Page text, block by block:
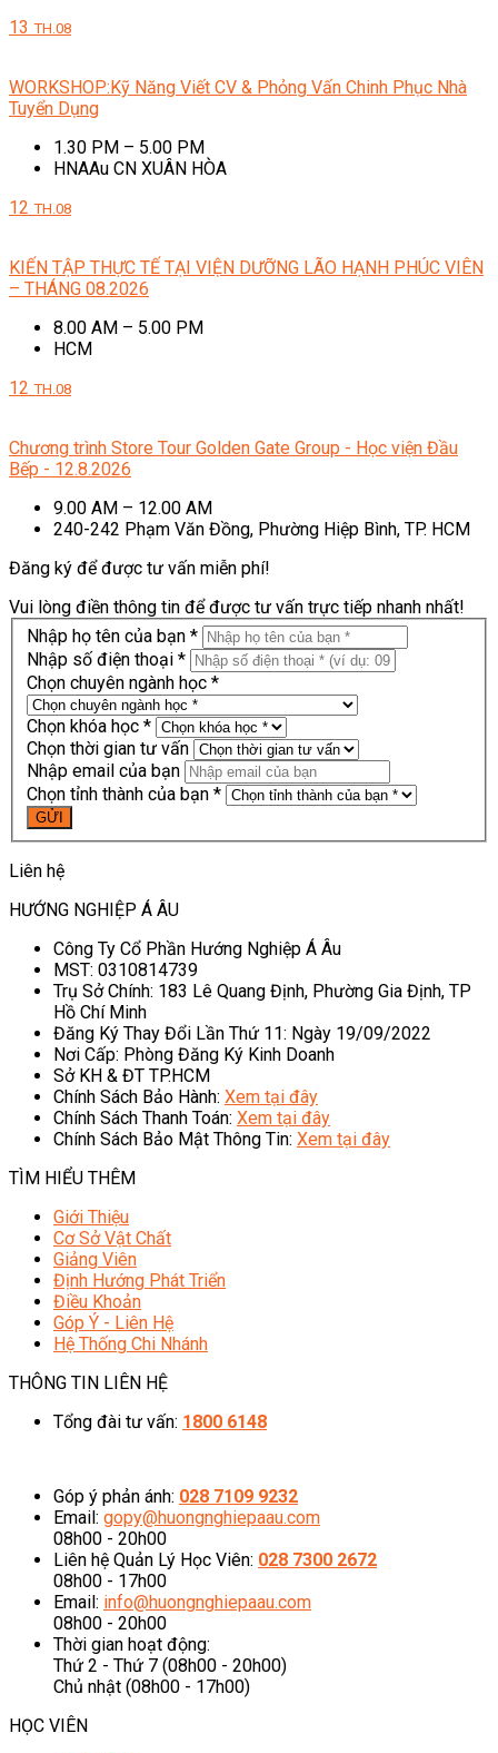
13 TH.08
WORKSHOP:Kỹ Năng Viết CV & Phỏng Vấn Chinh Phục Nhà
Tuyển Dụng
1.30 PM – 5.00 PM
HNAAu CN XUÂN HÒA
12 TH.08
KIẾN TẬP THỰC TẾ TẠI VIỆN DƯỠNG LÃO HẠNH PHÚC VIÊN
– THÁNG 08.2026
8.00 AM – 5.00 PM
HCM
12 TH.08
Chương trình Store Tour Golden Gate Group - Học viện Đầu
Bếp - 12.8.2026
9.00 AM – 12.00 AM
240-242 Phạm Văn Đồng, Phường Hiệp Bình, TP. HCM
Đăng ký để được tư vấn miễn phí!
Vui lòng điền thông tin để được tư vấn trực tiếp nhanh nhất!
Nhập họ tên của bạn *
Nhập số điện thoại *
Chọn chuyên ngành học *
Chọn khóa học *
Chọn thời gian tư vấn
Nhập email của bạn
Chọn tỉnh thành của bạn *
Liên hệ
HƯỚNG NGHIỆP Á ÂU
Công Ty Cổ Phần Hướng Nghiệp Á Âu
MST: 0310814739
Trụ Sở Chính: 183 Lê Quang Định, Phường Gia Định, TP
Hồ Chí Minh
Đăng Ký Thay Đổi Lần Thứ 11: Ngày 19/09/2022
Nơi Cấp: Phòng Đăng Ký Kinh Doanh
Sở KH & ĐT TP.HCM
Chính Sách Bảo Hành: Xem tại đây
Chính Sách Thanh Toán: Xem tại đây
Chính Sách Bảo Mật Thông Tin: Xem tại đây
TÌM HIỂU THÊM
Giới Thiệu
Cơ Sở Vật Chất
Giảng Viên
Định Hướng Phát Triển
Điều Khoản
Góp Ý - Liên Hệ
Hệ Thống Chi Nhánh
THÔNG TIN LIÊN HỆ
Tổng đài tư vấn: 1800 6148
Góp ý phản ánh: 028 7109 9232
Email: gopy@huongnghiepaau.com
08h00 - 20h00
Liên hệ Quản Lý Học Viên: 028 7300 2672
08h00 - 17h00
Email: info@huongnghiepaau.com
08h00 - 20h00
Thời gian hoạt động:
Thứ 2 - Thứ 7 (08h00 - 20h00)
Chủ nhật (08h00 - 17h00)
HỌC VIÊN